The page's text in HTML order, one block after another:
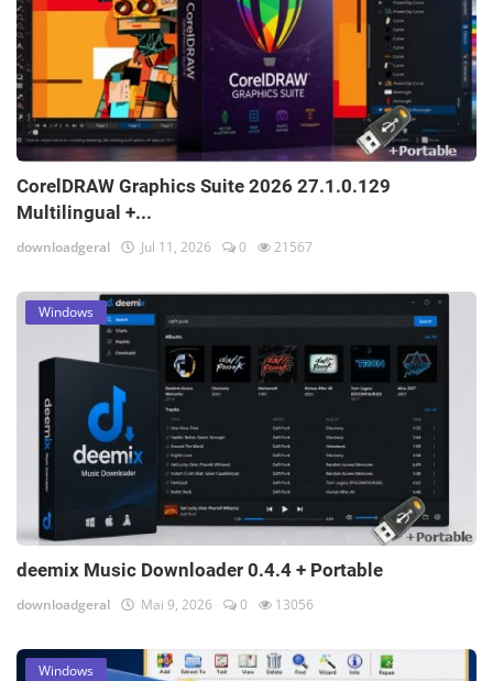
CorelDRAW Graphics Suite 2026 27.1.0.129
Multilingual +...
downloadgeral Jul 11, 2026 0 21567
Windows
deemix Music Downloader 0.4.4 + Portable
downloadgeral Mai 9, 2026 0 13056
Windows